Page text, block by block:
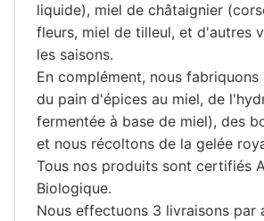
liquide), miel de châtaignier
fleurs, miel de tilleul, et d'autres
les saisons.
En complément, nous fabriquons
du pain d'épices au miel, de
fermentée à base de miel), des
et nous récoltons de la gelée
Tous nos produits sont certifiés
Biologique.
Nous effectuons 3 livraisons par